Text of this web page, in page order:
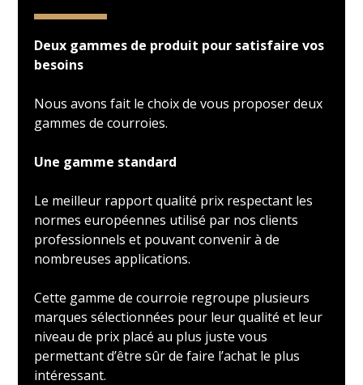
Deux gammes de produit pour satisfaire vos
besoins
Nous avons fait le choix de vous proposer deux
gammes de courroies.
Une gamme standard
Le meilleur rapport qualité prix respectant les
normes européennes utilisé par nos clients
professionnels et pouvant convenir à de
nombreuses applications.
Cette gamme de courroie regroupe plusieurs
marques sélectionnées pour leur qualité et leur
niveau de prix placé au plus juste vous
permettant d’être sûr de faire l’achat le plus
intéressant.